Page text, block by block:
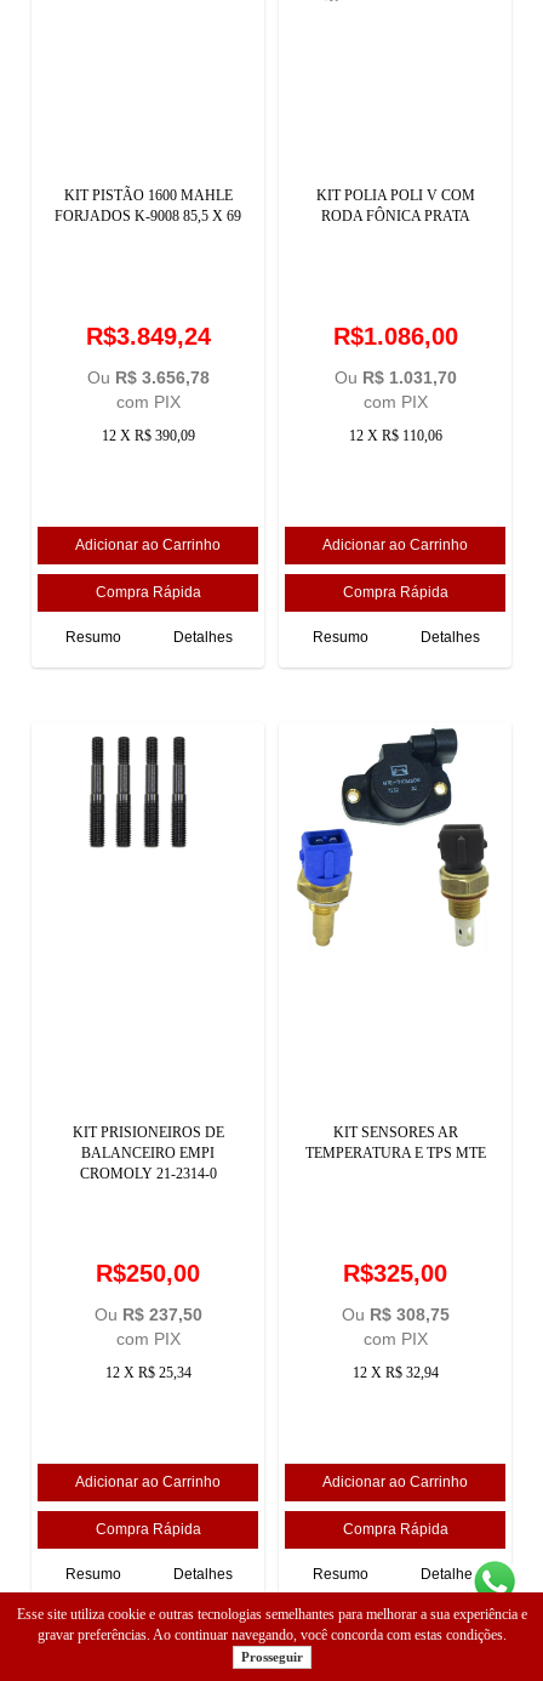
Esse site utiliza cookie e outras tecnologias semelhantes para melhorar a sua experiência e
gravar preferências. Ao continuar navegando, você concorda com estas condições.
Prosseguir
KIT PISTÃO 1600 MAHLE
FORJADOS K-9008 85,5 X 69
R$3.849,24
Ou R$ 3.656,78
com PIX
12 X R$ 390,09
Resumo Detalhes
KIT POLIA POLI V COM
RODA FÔNICA PRATA
R$1.086,00
Ou R$ 1.031,70
com PIX
12 X R$ 110,06
Resumo Detalhes
KIT PRISIONEIROS DE
BALANCEIRO EMPI
CROMOLY 21-2314-0
R$250,00
Ou R$ 237,50
com PIX
12 X R$ 25,34
Resumo Detalhes
KIT SENSORES AR
TEMPERATURA E TPS MTE
R$325,00
Ou R$ 308,75
com PIX
12 X R$ 32,94
Resumo Detalhes